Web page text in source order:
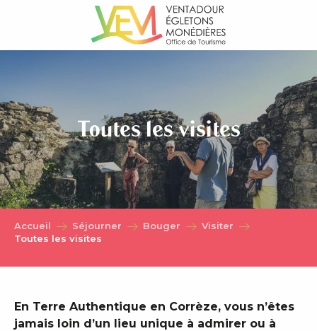
Toutes les visites
Accueil Séjourner Bouger
Visiter
Toutes les visites
En Terre Authentique en Corrèze, vous n’êtes
jamais loin d’un lieu unique à admirer ou à